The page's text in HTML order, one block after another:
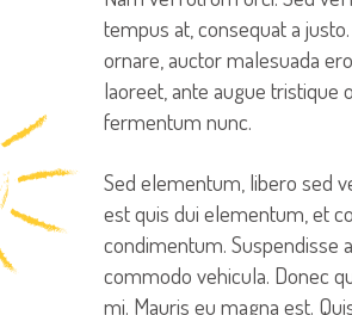
tempus at, consequat a
ornare, auctor malesuada
laoreet, ante augue tristique
fermentum nunc.
Sed elementum, libero sed
est quis dui elementum, et
condimentum. Suspendisse
commodo vehicula. Donec
mi. Mauris eu magna est.